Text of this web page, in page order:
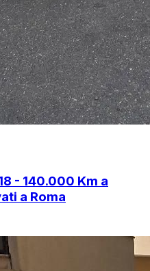
- 140.000 Km a
a Roma